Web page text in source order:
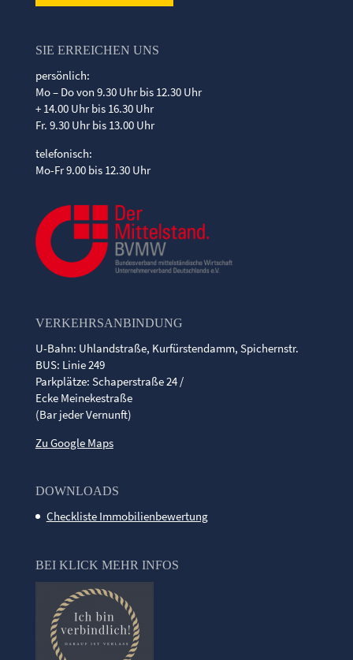
SIE ERREICHEN UNS
persönlich:
Mo – Do von 9.30 Uhr bis 12.30 Uhr
+ 14.00 Uhr bis 16.30 Uhr
Fr. 9.30 Uhr bis 13.00 Uhr
telefonisch:
Mo-Fr 9.00 bis 12.30 Uhr
VERKEHRSANBINDUNG
U-Bahn: Uhlandstraße, Kurfürstendamm, Spichernstr.
BUS: Linie 249
Parkplätze: Schaperstraße 24 /
Ecke Meinekestraße
(Bar jeder Vernunft)
Zu Google Maps
DOWNLOADS
Checkliste Immobilienbewertung
BEI KLICK MEHR INFOS